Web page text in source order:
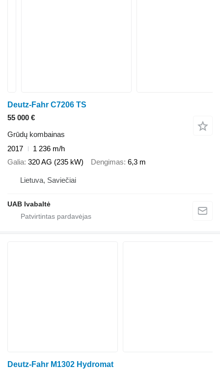
Deutz-Fahr C7206 TS
55 000 €
Grūdų kombainas
2017
1 236 m/h
Galia 320 AG (235 kW) Dengimas 6,3 m
Lietuva, Saviečiai
UAB Ivabaltė
Deutz-Fahr M1302 Hydromat